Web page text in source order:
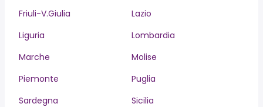
Friuli-V.Giulia
Lazio
Liguria
Lombardia
Marche
Molise
Piemonte
Puglia
Sardegna
Sicilia